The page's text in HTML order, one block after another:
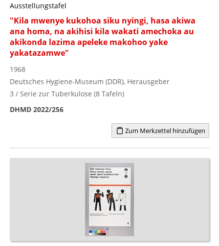
Ausstellungstafel
"Kila mwenye kukohoa siku nyingi, hasa akiwa
ana homa, na akihisi kila wakati amechoka au
akikonda lazima apeleke makohoo yake
yakatazamwe"
1968
Deutsches Hygiene-Museum (DDR), Herausgeber
3 / Serie zur Tuberkulose (8 Tafeln)
DHMD 2022/256
Zum Merkzettel hinzufügen